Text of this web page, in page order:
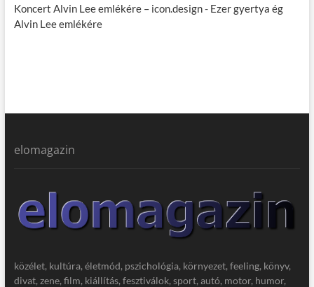
Koncert Alvin Lee emlékére – icon.design- Ezer gyertya ég
Alvin Lee emlékére
elomagazin
közélet, kultúra, életmód, pszichológia, környezet, feeling, könyv,
divat, zene, film, kiállítás, fesztiválok, sport, autó, motor, humor,